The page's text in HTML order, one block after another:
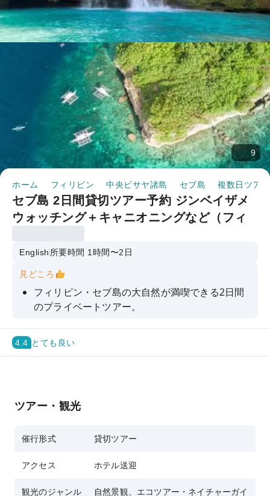
9
ホーム フィリピン 中央ビサヤ諸島 セブ島 複数日ツアー
セブ島 2日間貸切ツアー予約 ジンベイザメ
ウォッチング＋キャニオニングなど（フィ
English 所要時間 1時間〜2日
見どころ
フィリピン・セブ島の大自然が満喫できる2日間
のプライベートツアー。
オスロブ（Oslob）で巨大なジンベエザメを間近
で観察。
カワサン滝（Kawasan Falls）の爽快な水にジャ
のほか、サーディンラン（イワシの大群）やウミ
KKdayで予約すると、便利なホテル送迎サービス
4.4 とても良い
ツアー・観光
催行形式 貸切ツアー
アクセス ホテル送迎
観光のジャンル
自然景観、エコツアー・ネイチャーガイ